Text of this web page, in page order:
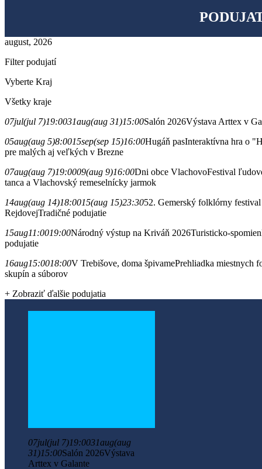
august, 2026
Filter podujatí
Vyberte Kraj
Všetky kraje
07jul(jul 7)19:0031aug(aug 31)15:00Salón 2026Výstava Arttex v
05aug(aug 5)8:0015sep(sep 15)16:00Hugáň pasInteraktívna hra o
pre malých aj veľkých v Brezne
07aug(aug 7)19:0009(aug 9)16:00Dni obce VlachovoFestival
tanca a Vlachovský remeselnícky jarmok
14aug(aug 14)18:0015(aug 15)23:3052. Gemerský folklórny
RejdovejTradičné podujatie
15aug11:0019:00Národný výstup na Kriváň 2026Turisticko-
podujatie
16aug15:0018:00V Trebišove, doma špivamePrehliadka miestnych
skupín a súborov
+ Zobraziť ďalšie podujatia
07jul(jul 7)19:0031aug(aug
31)15:00Salón 2026Výstava
Arttex v Galante